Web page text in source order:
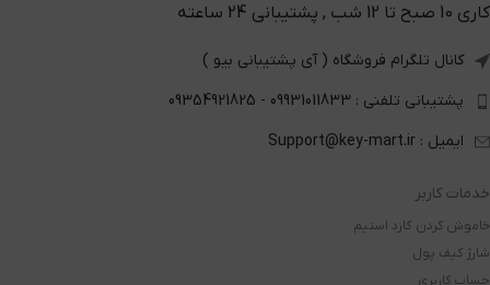
کاری 10 صبح تا 12 شب , پشتیبانی 24 ساعته
کانال تلگرام فروشگاه ( آی پشتیبانی بیو )
پشتیبانی تلفنی : 09931011833 - 09354921825
ایمیل : Support@key-mart.ir
خدمات کاربر
خاموش کردن گارد استیم
شارژ کیف پول
حساب کاربری